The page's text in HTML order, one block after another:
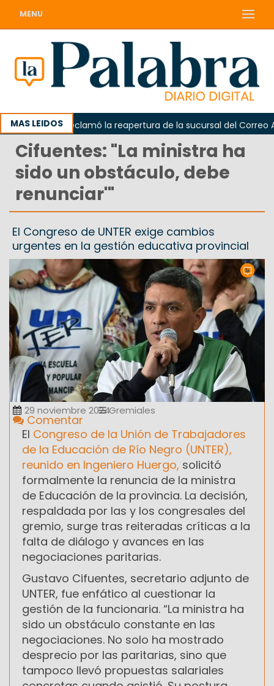
MENU
MAS LEIDOS
Odarda reclamó la reapertura de la sucursal del Correo
Cifuentes: "La ministra ha
sido un obstáculo, debe
renunciar'"
El Congreso de UNTER exige cambios
urgentes en la gestión educativa provincial
29 noviembre 2024Gremiales
Comentar
El Congreso de la Unión de Trabajadores
de la Educación de Río Negro (UNTER),
reunido en Ingeniero Huergo, solicitó
formalmente la renuncia de la ministra
de Educación de la provincia. La decisión,
respaldada por las y los congresales del
gremio, surge tras reiteradas críticas a la
falta de diálogo y avances en las
negociaciones paritarias.
Gustavo Cifuentes, secretario adjunto de
UNTER, fue enfático al cuestionar la
gestión de la funcionaria. “La ministra ha
sido un obstáculo constante en las
negociaciones. No solo ha mostrado
desprecio por las paritarias, sino que
tampoco llevó propuestas salariales